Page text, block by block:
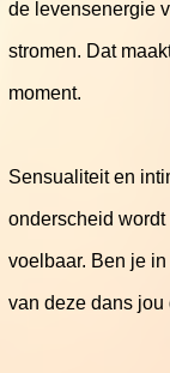
de levensenergie
stromen. Dat
moment.
Sensualiteit en
onderscheid
voelbaar. Ben je
van deze dans jou